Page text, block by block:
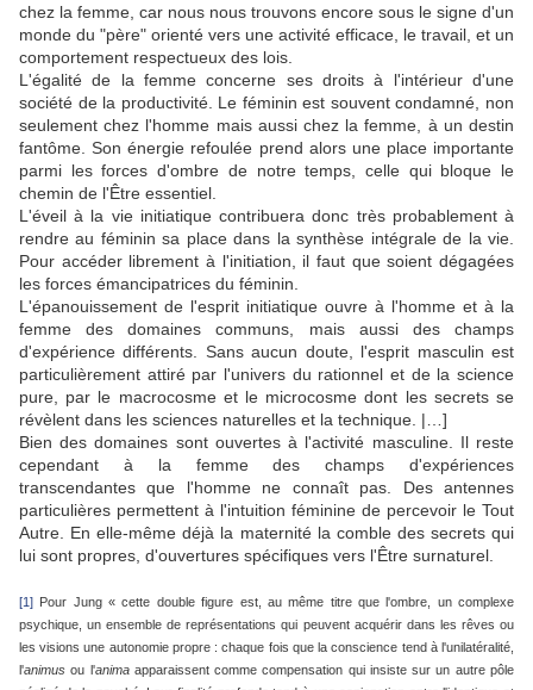
chez la femme, car nous nous trouvons encore sous le signe d'un
monde du "père" orienté vers une activité efficace, le travail, et un
comportement respectueux des lois.
L'égalité de la femme concerne ses droits à l'intérieur d'une
société de la productivité. Le féminin est souvent condamné, non
seulement chez l'homme mais aussi chez la femme, à un destin
fantôme. Son énergie refoulée prend alors une place importante
parmi les forces d'ombre de notre temps, celle qui bloque le
chemin de l'Être essentiel.
L'éveil à la vie initiatique contribuera donc très probablement à
rendre au féminin sa place dans la synthèse intégrale de la vie.
Pour accéder librement à l'initiation, il faut que soient dégagées
les forces émancipatrices du féminin.
L'épanouissement de l'esprit initiatique ouvre à l'homme et à la
femme des domaines communs, mais aussi des champs
d'expérience différents. Sans aucun doute, l'esprit masculin est
particulièrement attiré par l'univers du rationnel et de la science
pure, par le macrocosme et le microcosme dont les secrets se
révèlent dans les sciences naturelles et la technique. |…]
Bien des domaines sont ouvertes à l'activité masculine. Il reste
cependant à la femme des champs d'expériences
transcendantes que l'homme ne connaît pas. Des antennes
particulières permettent à l'intuition féminine de percevoir le Tout
Autre. En elle-même déjà la maternité la comble des secrets qui
lui sont propres, d'ouvertures spécifiques vers l'Être surnaturel.
[1] Pour Jung « cette double figure est, au même titre que l'ombre, un complexe
psychique, un ensemble de représentations qui peuvent acquérir dans les rêves ou
les visions une autonomie propre : chaque fois que la conscience tend à l'unilatéralité,
l'animus ou l'animaapparaissent comme compensation qui insiste sur un autre pôle